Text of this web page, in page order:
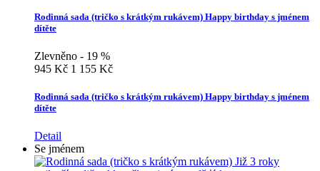
Rodinná sada (tričko s krátkým rukávem) Happy birthday s jménem
dítěte
Zlevněno - 19 %
945 Kč 1 155 Kč
Rodinná sada (tričko s krátkým rukávem) Happy birthday s jménem
dítěte
Detail
Se jménem